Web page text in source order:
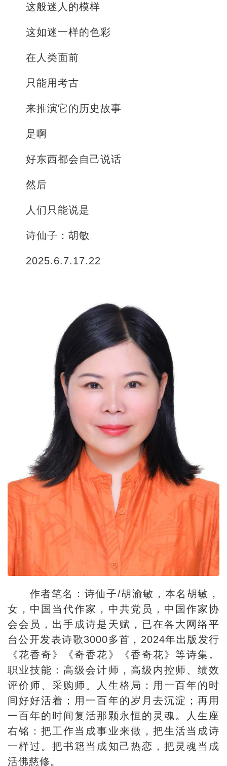
这般迷人的模样
这如迷一样的色彩
在人类面前
只能用考古
来推演它的历史故事
是啊
好东西都会自己说话
然后
人们只能说是
诗仙子：胡敏
2025.6.7.17.22
作者笔名：诗仙子/胡渝敏，本名胡敏，
女，中国当代作家，中共党员，中国作家协
会会员，出手成诗是天赋，已在各大网络平
台公开发表诗歌3000多首，2024年出版发行
《花香奇》《奇香花》《香奇花》等诗集。
职业技能：高级会计师，高级内控师、绩效
评价师、采购师。人生格局：用一百年的时
间好好活着；用一百年的岁月去沉淀；再用
一百年的时间复活那颗永恒的灵魂。人生座
右铭：把工作当成事业来做，把生活当成诗
一样过。把书籍当成知己热恋，把灵魂当成
活佛慈修。